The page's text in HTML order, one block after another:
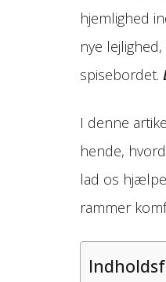
hjemlighed
nye
spisebordet.
I denne
hende,
lad os
rammer